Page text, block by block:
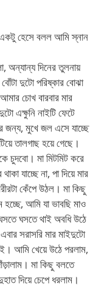
হেসে বলল আমি স্নান
অন্যান্য দিনের তুলনায়
দুটো পরিষ্কার বোঝা
চোখ বারবার মার
এক্ষুনি নাইটি ফেটে
জন্য, মুখে জল এসে যাচ্ছে
তালগাছ হয়ে গেছে।
চুদবো। মা মিটমিট করে
যাচ্ছে না, পা দিয়ে মার
কেঁপে উঠল। মা কিছু
আমি যা ভাবছি মাও
ঘসতে থাই অবধি উঠে
সরাসরি মার মাইদুটো
আমি খেয়ে উঠে পরলাম,
মা কিছু বলতে
দিয়ে চেপে ধরলাম।